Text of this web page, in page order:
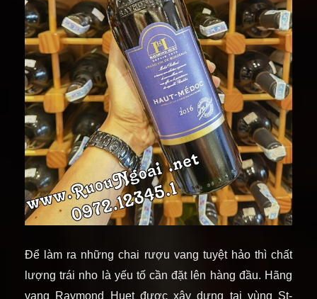
Để làm ra những chai rượu vang tuyệt hảo thì chất
lượng trái nho là yếu tố cần đặt lên hàng đầu. Hãng
vang Raymond Huet được xây dựng tại vùng St-